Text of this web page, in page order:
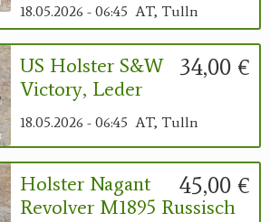
18.05.2026 - 06:45 AT, Tulln
34,00 €
US Holster S&W
Victory, Leder
18.05.2026 - 06:45 AT, Tulln
45,00 €
Holster Nagant
Revolver M1895 Russisch